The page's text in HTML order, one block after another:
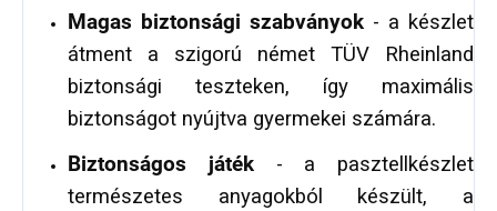
Magas biztonsági szabványok - a készlet
átment a szigorú német TÜV Rheinland
biztonsági teszteken, így maximális
biztonságot nyújtva gyermekei számára.
Biztonságos játék- a pasztellkészlet
természetes anyagokból készült, a